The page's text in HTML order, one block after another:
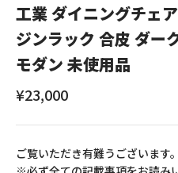
工業 ダイニングチェ
ジンラック 合皮 ダー
モダン 未使用品
セール価格
¥23,000
ご覧いただき有難うございます。